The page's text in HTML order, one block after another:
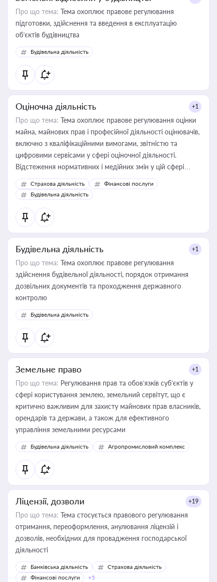
Про що тема: Тема охоплює правове регулювання
підготовки, здійснення та введення в експлуатацію
об’єктів будівництва
Будівельна діяльність
Оціночна діяльність +1
Про що тема: Тема охоплює правове регулювання оцінки
майна, майнових прав і професійної діяльності оцінювачів,
включно з кваліфікаційними вимогами, звітністю та
цифровими сервісами у сфері оціночної діяльності.
Відстеження нормативних і медійних змін у цій сфері
корисне для власника бізнесу, керівника, юриста або
бухгалтера під час оподаткування, приватизації, оренди
державного майна, корпоративних угод і перевірки
статусу суб'єктів оціночної діяльності
Страхова діяльність
Фінансові послуги
Будівельна діяльність
Будівельна діяльність +1
Про що тема: Тема охоплює правове регулювання
здійснення будівельної діяльності, порядок отримання
дозвільних документів та проходження державного
контролю
Будівельна діяльність
Земельне право +1
Про що тема: Регулювання прав та обов’язків суб’єктів у
сфері користування землею, земельний сервітут, що є
критично важливим для захисту майнових прав власників,
орендарів та держави, а також для ефективного
управління земельними ресурсами
Будівельна діяльність Агропромисловий комплекс
Ліцензії, дозволи +19
Про що тема: Тема стосується правового регулювання
отримання, переоформлення, анулювання ліцензій і
дозволів, необхідних для провадження господарської
діяльності
Банківська діяльність
Страхова діяльність
Фінансові послуги
+5